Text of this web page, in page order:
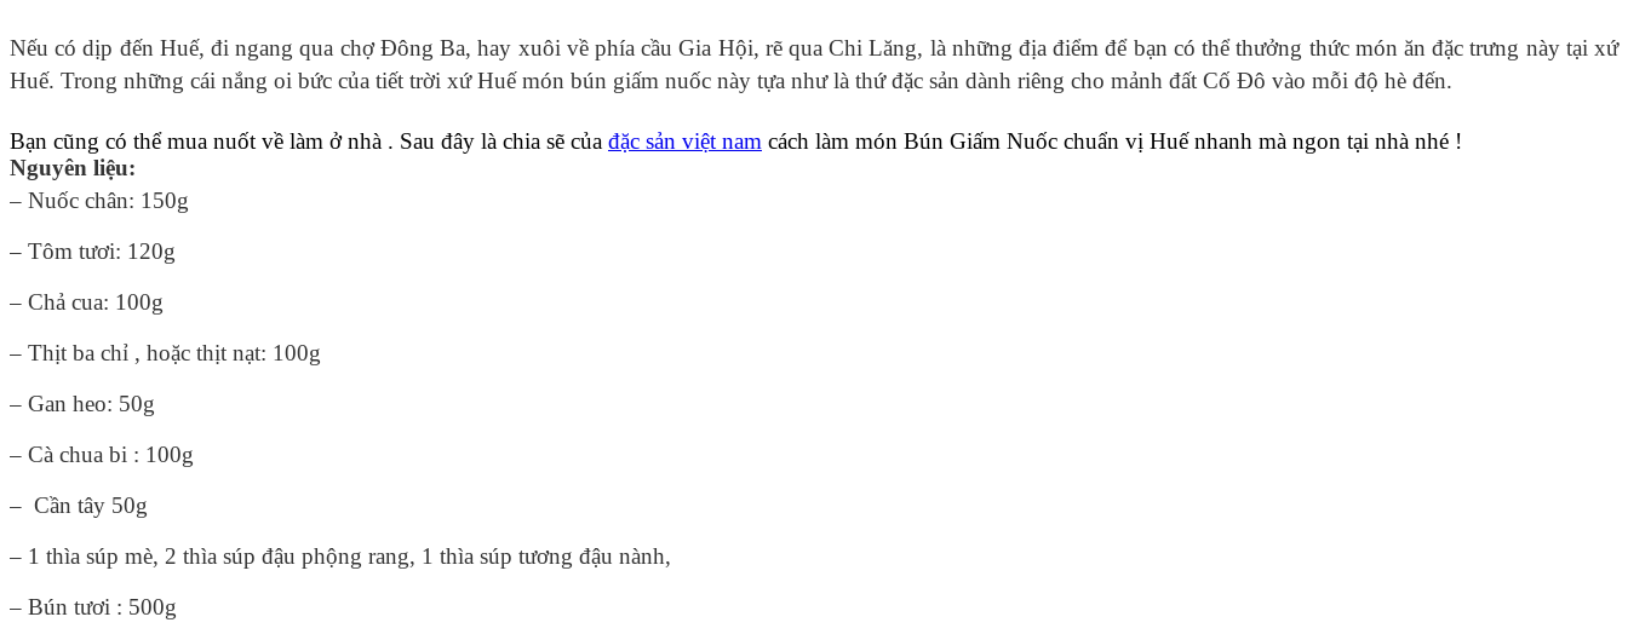
Nếu có dịp đến Huế, đi ngang qua chợ Đông Ba, hay xuôi về phía cầu Gia Hội, rẽ qua Chi Lăng, là những địa điểm để bạn có thể thưởng thức món ăn đặc trưng này tại xứ
Huế. Trong những cái nắng oi bức của tiết trời xứ Huế món bún giấm nuốc này tựa như là thứ đặc sản dành riêng cho mảnh đất Cố Đô vào mỗi độ hè đến.
Bạn cũng có thể mua nuốt về làm ở nhà . Sau đây là chia sẽ của đặc sản việt nam cách làm món Bún Giấm Nuốc chuẩn vị Huế nhanh mà ngon tại nhà nhé !
Nguyên liệu:
– Nuốc chân: 150g
– Tôm tươi: 120g
– Chả cua: 100g
– Thịt ba chỉ , hoặc thịt nạt: 100g
– Gan heo: 50g
– Cà chua bi : 100g
– Cần tây 50g
– 1 thìa súp mè, 2 thìa súp đậu phộng rang, 1 thìa súp tương đậu nành,
– Bún tươi : 500g